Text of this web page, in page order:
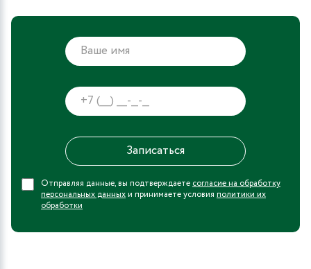
Отправляя данные, вы подтверждаете согласие на обработку
персональных данныхи принимаете условия политики их
обработки